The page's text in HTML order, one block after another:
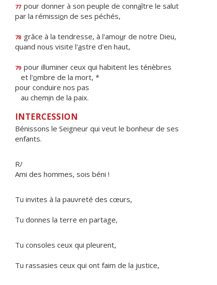
77 pour donner à son peuple de connaître le salut
par la rémission de ses péchés,
78 grâce à la tendresse, à l'amour de notre Dieu,
quand nous visite l'astre d'en haut,
79 pour illuminer ceux qui habitent les ténèbres
et l'ombre de la mort, *
pour conduire nos pas
au chemin de la paix.
INTERCESSION
Bénissons le Seigneur qui veut le bonheur de ses
enfants.
R/
Ami des hommes, sois béni !
Tu invites à la pauvreté des cœurs,
Tu donnes la terre en partage,
Tu consoles ceux qui pleurent,
Tu rassasies ceux qui ont faim de la justice,